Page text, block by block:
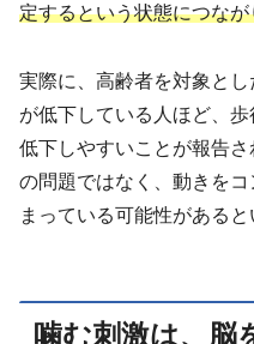
定するという状態につなが
実際に、高齢者を対象と
が低下している人ほど、
低下しやすいことが報告
の問題ではなく、動きを
まっている可能性があると
噛む刺激は、脳